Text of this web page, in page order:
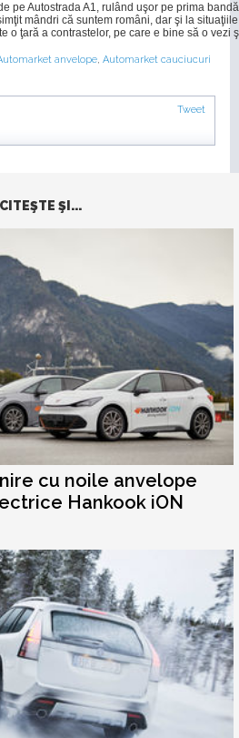
pe Autostrada A1, rulând uşor pe prima
mândri că suntem români, dar şi la
o ţară a contrastelor, pe care e bine să o vezi
anvelope, Automarket cauciucuri
Tweet
CITEŞTE ŞI...
cu noile anvelope
Hankook iON